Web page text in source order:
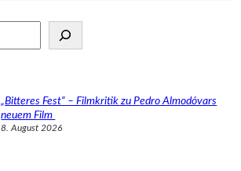
„Bitteres Fest“ – Filmkritik zu Pedro Almodóvars
neuem Film
8. August 2026